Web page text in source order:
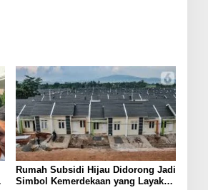
Rumah Subsidi Hijau Didorong Jadi
Simbol Kemerdekaan yang Layak